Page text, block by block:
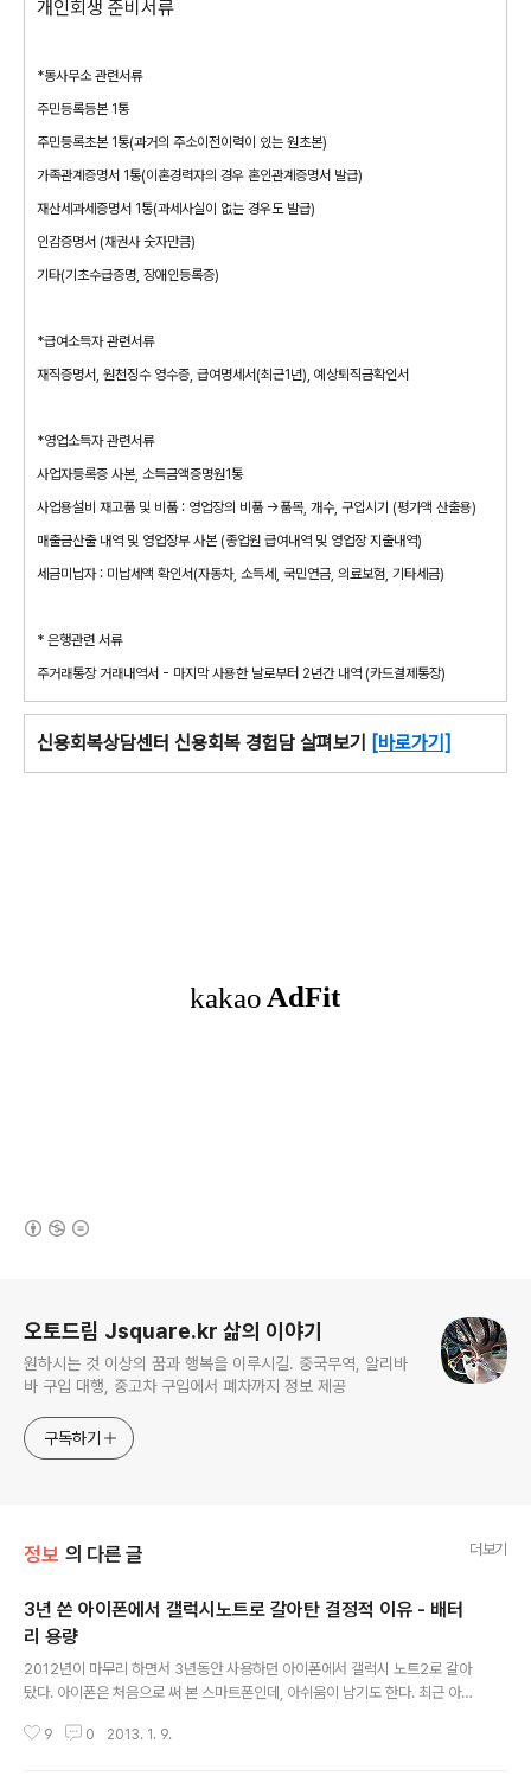
개인회생 준비서류
*동사무소 관련서류
주민등록등본 1통
주민등록초본 1통(과거의 주소이전이력이 있는 원초본)
가족관계증명서 1통(이혼경력자의 경우 혼인관계증명서 발급)
재산세과세증명서 1통(과세사실이 없는 경우도 발급)
인감증명서 (채권사 숫자만큼)
기타(기초수급증명, 장애인등록증)
*급여소득자 관련서류
재직증명서, 원천징수 영수증, 급여명세서(최근1년), 예상퇴직금확인서
*영업소득자 관련서류
사업자등록증 사본, 소득금액증명원1통
사업용설비 재고품 및 비품 : 영업장의 비품 ->품목, 개수, 구입시기 (평가액 산출용)
매출금산출 내역 및 영업장부 사본 (종업원 급여내역 및 영업장 지출내역)
세금미납자 : 미납세액 확인서(자동차, 소득세, 국민연금, 의료보험, 기타세금)
* 은행관련 서류
주거래통장 거래내역서 - 마지막 사용한 날로부터 2년간 내역 (카드결제통장)
신용회복상담센터 신용회복 경험담 살펴보기 [바로가기]
오토드림 Jsquare.kr 삶의 이야기
원하시는 것 이상의 꿈과 행복을 이루시길. 중국무역, 알리바
바 구입 대행, 중고차 구입에서 폐차까지 정보 제공
구독하기
정보 의 다른 글 더보기
3년 쓴 아이폰에서 갤럭시노트로 갈아탄 결정적 이유 - 배터
리 용량
2012년이 마무리 하면서 3년동안 사용하던 아이폰에서 갤럭시 노트2로 갈아
탔다. 아이폰은 처음으로 써 본 스마트폰인데, 아쉬움이 남기도 한다. 최근 아이
어플인 아이무비이다. 고화질의 사진과 동영상, 간편한 동영상 편집기능과 유튜
9 0 2013. 1. 9.